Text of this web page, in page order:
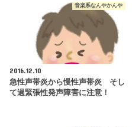
音楽系なんやかんや
2016.12.10
急性声帯炎から慢性声帯炎 そし
て過緊張性発声障害に注意！